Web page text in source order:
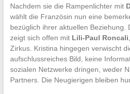
Nachdem sie die Rampenlichter mit
wählt die Französin nun eine
bezüglich ihrer aktuellen Beziehung.
zeigt sich offen mit Lili-Paul Roncali
Zirkus. Kristina hingegen verwischt
aufschlussreiches Bild, keine
sozialen Netzwerke dringen, weder
Partners. Die Neugierigen bleiben